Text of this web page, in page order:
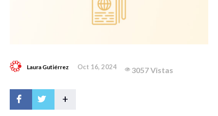
Laura Gutiérrez Oct 16, 2024 3057 Vistas
+